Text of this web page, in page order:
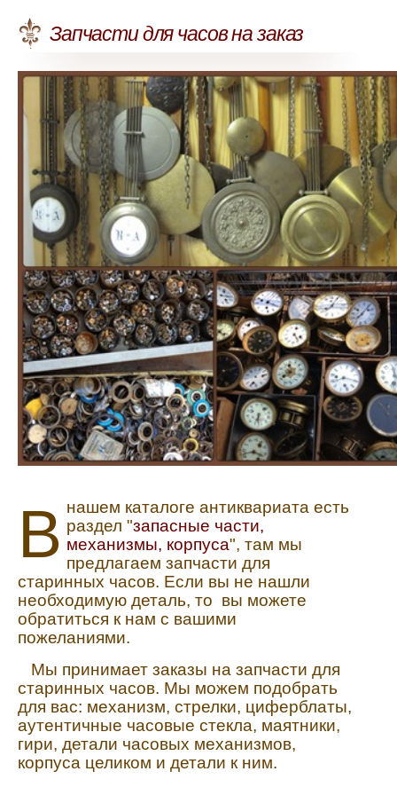
Запчасти для часов на заказ
В нашем каталоге антиквариата есть
раздел "запасные части,
механизмы, корпуса", там мы
предлагаем запчасти для
старинных часов. Если вы не нашли
необходимую деталь, то вы можете
обратиться к нам с вашими
пожеланиями.
Мы принимает заказы на запчасти для
старинных часов. Мы можем подобрать
для вас: механизм, стрелки, циферблаты,
аутентичные часовые стекла, маятники,
гири, детали часовых механизмов,
корпуса целиком и детали к ним.